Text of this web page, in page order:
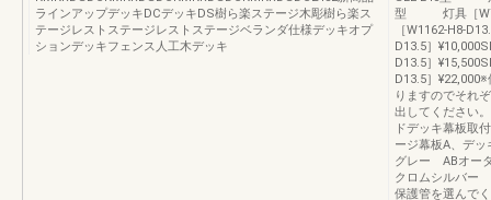
ラインアップデッキDCデッキDS樹ら楽ステージ木彫樹ら楽ス
テージレストステージレストステージベランダ仕様デッキオプ
ションデッキフェンス人工木デッキ
型 灯具［
［W1162-H8-
D13.5］
D13.5］
D13.5］
りますのでそれ
出してください
ドデッキ幕板取
ージ幕板A、デ
グレー ABオー
クロムシルバー
保護管を選んで